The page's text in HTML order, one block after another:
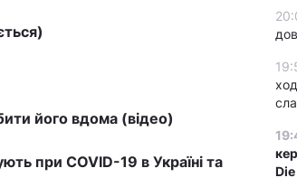
його вдома (відео)
при COVID-19 в Україні та